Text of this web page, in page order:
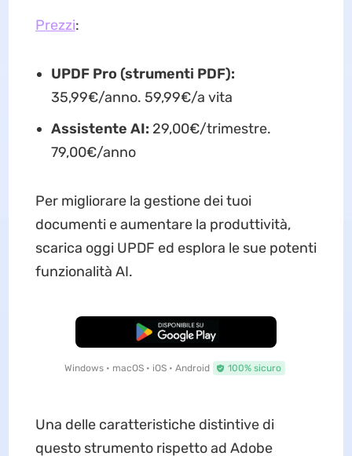
Prezzi:
UPDF Pro (strumenti PDF):
35,99€/anno. 59,99€/a vita
Assistente AI: 29,00€/trimestre.
79,00€/anno
Per migliorare la gestione dei tuoi
documenti e aumentare la produttività,
scarica oggi UPDF ed esplora le sue potenti
funzionalità AI.
Download Gratis
Windows • macOS • iOS • Android 100% sicuro
Una delle caratteristiche distintive di
questo strumento rispetto ad Adobe